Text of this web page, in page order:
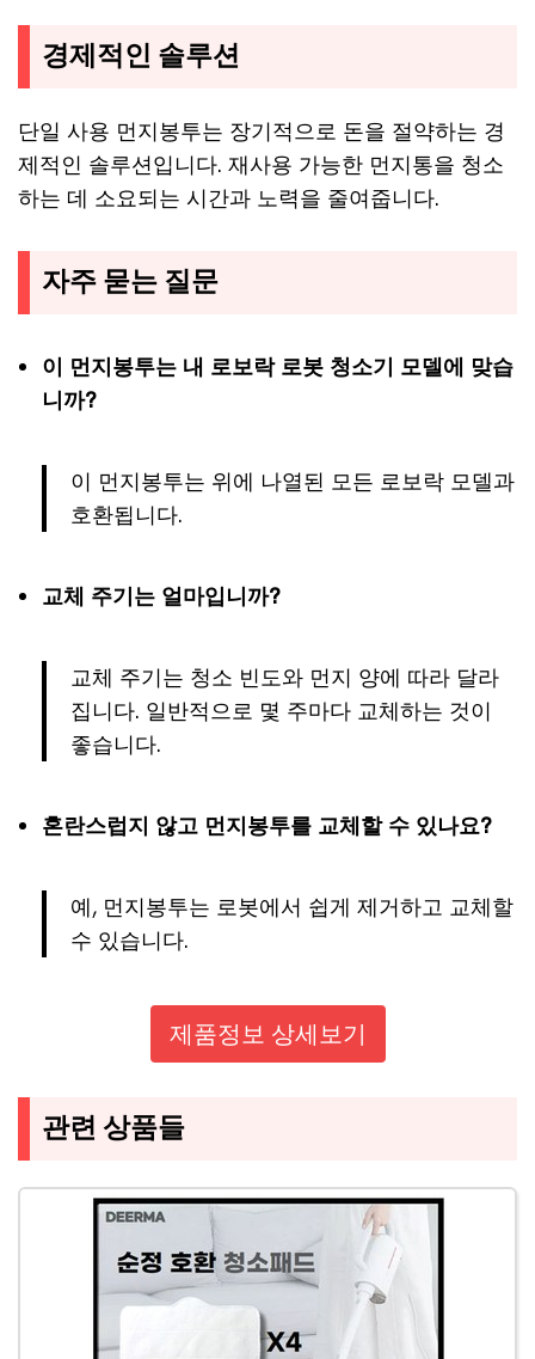
경제적인 솔루션
단일 사용 먼지봉투는 장기적으로 돈을 절약하는 경
제적인 솔루션입니다. 재사용 가능한 먼지통을 청소
하는 데 소요되는 시간과 노력을 줄여줍니다.
자주 묻는 질문
이 먼지봉투는 내 로보락 로봇 청소기 모델에 맞습
니까?
이 먼지봉투는 위에 나열된 모든 로보락 모델과
호환됩니다.
교체 주기는 얼마입니까?
교체 주기는 청소 빈도와 먼지 양에 따라 달라
집니다. 일반적으로 몇 주마다 교체하는 것이
좋습니다.
혼란스럽지 않고 먼지봉투를 교체할 수 있나요?
예, 먼지봉투는 로봇에서 쉽게 제거하고 교체할
수 있습니다.
제품정보 상세보기
관련 상품들